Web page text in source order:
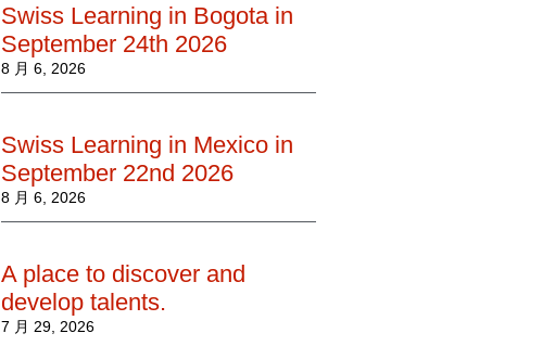
Swiss Learning in Bogota in
September 24th 2026
8 月 6, 2026
Swiss Learning in Mexico in
September 22nd 2026
8 月 6, 2026
A place to discover and
develop talents.
7 月 29, 2026